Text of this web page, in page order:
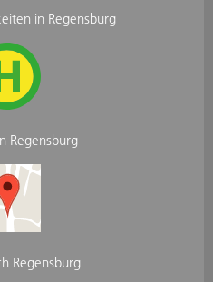
in Regensburg
Regensburg
Regensburg